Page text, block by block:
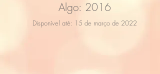
Algo: 2016
Disponível até: 15 de março de 2022